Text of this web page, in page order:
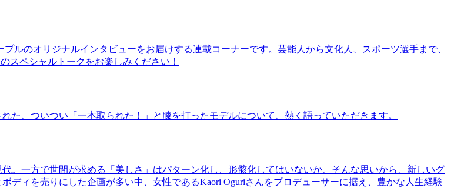
ルのオリジナルインタビューをお届けする連載コーナーです。芸能人から文化人、スポーツ選手まで、
スペシャルトークをお楽しみください！
た、ついつい「一本取られた！」と膝を打ったモデルについて、熱く語っていただきます。
。一方で世間が求める「美しさ」はパターン化し、形骸化してはいないか、そんな思いから、新しいグ
ディを売りにした企画が多い中、女性であるKaori Oguriさんをプロデューサーに据え、豊かな人生経験